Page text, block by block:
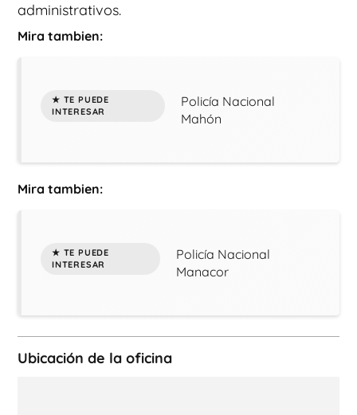
administrativos.
Mira tambien:
Policía Nacional
Mahón
Mira tambien:
Policía Nacional
Manacor
Ubicación de la oficina